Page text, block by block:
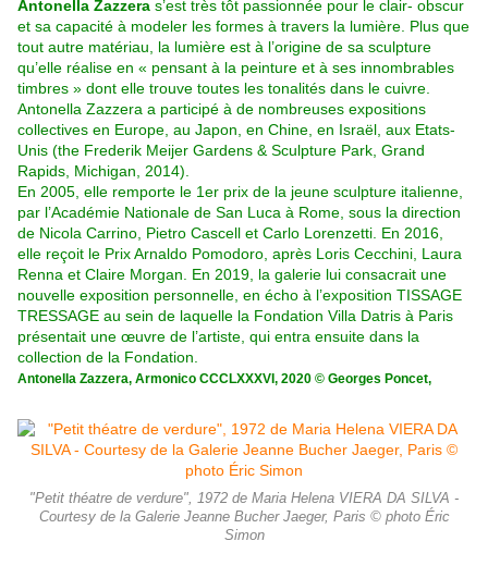
Antonella Zazzera s’est très tôt passionnée pour le clair- obscur
et sa capacité à modeler les formes à travers la lumière. Plus que
tout autre matériau, la lumière est à l’origine de sa sculpture
qu’elle réalise en « pensant à la peinture et à ses innombrables
timbres » dont elle trouve toutes les tonalités dans le cuivre.
Antonella Zazzera a participé à de nombreuses expositions
collectives en Europe, au Japon, en Chine, en Israël, aux Etats-
Unis (the Frederik Meijer Gardens & Sculpture Park, Grand
Rapids, Michigan, 2014).
En 2005, elle remporte le 1er prix de la jeune sculpture italienne,
par l’Académie Nationale de San Luca à Rome, sous la direction
de Nicola Carrino, Pietro Cascell et Carlo Lorenzetti. En 2016,
elle reçoit le Prix Arnaldo Pomodoro, après Loris Cecchini, Laura
Renna et Claire Morgan. En 2019, la galerie lui consacrait une
nouvelle exposition personnelle, en écho à l’exposition TISSAGE
TRESSAGE au sein de laquelle la Fondation Villa Datris à Paris
présentait une œuvre de l’artiste, qui entra ensuite dans la
collection de la Fondation.
Antonella Zazzera, Armonico CCCLXXXVI, 2020 © Georges Poncet,
"Petit théatre de verdure", 1972 de Maria Helena VIERA DA SILVA -
Courtesy de la Galerie Jeanne Bucher Jaeger, Paris © photo Éric
Simon